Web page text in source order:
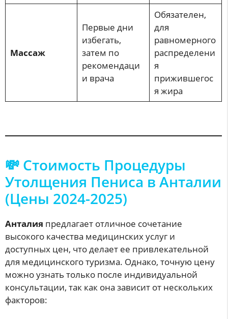
Массаж
Первые дни
избегать,
затем по
рекомендаци
и врача
Обязателен,
для
равномерного
распределени
я
прижившегос
я жира
💸 Стоимость Процедуры
Утолщения Пениса в Анталии
(Цены 2024-2025)
Анталия предлагает отличное сочетание
высокого качества медицинских услуг и
доступных цен, что делает ее привлекательной
для медицинского туризма. Однако, точную цену
можно узнать только после индивидуальной
консультации, так как она зависит от нескольких
факторов: